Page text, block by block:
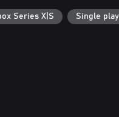
Single
Series X|S